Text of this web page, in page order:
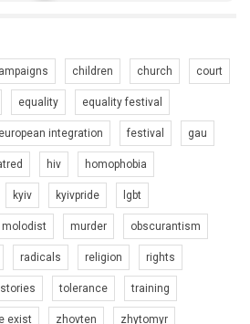
Зупинимо насильство проти ЛГБТ в Україні! Stop violence against LGBT in Ukraine!
промо-ролік на конкурс PACT, який
альянс Україна" з протидії
в Україні.5 Комментариев
children church court
equality equality festival
european integration festival gau
hiv homophobia
kyiv kyivpride lgbt
molodist murder obscurantism
radicals religion rights
stories tolerance training
exist zhovten zhytomyr